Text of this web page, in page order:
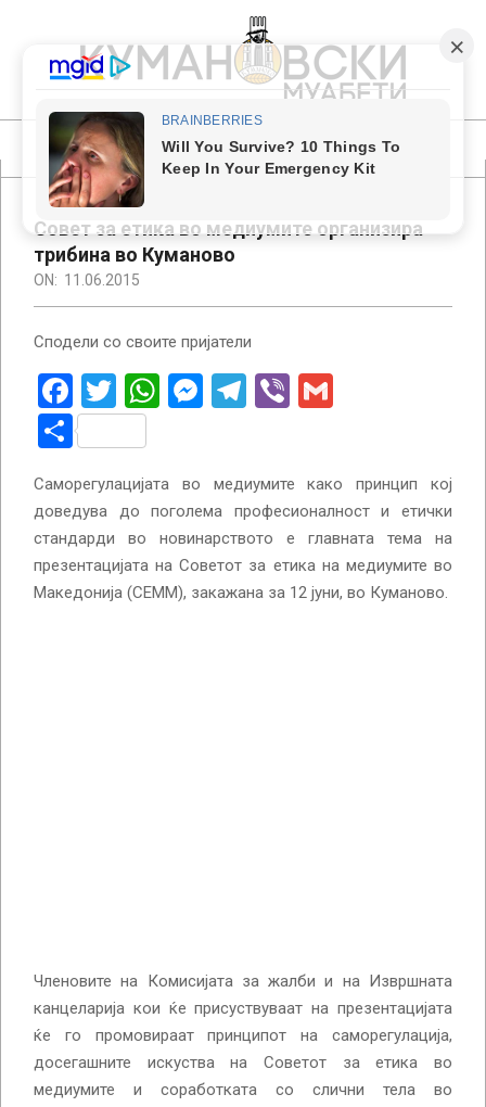
content
КУМАНОВСКИ
МУАБЕТИ
Primary
Navigation
MenuСовет за етика во медиумите организира
трибина во Куманово
ON: 11.06.2015
Сподели со своите пријатели
Facebook
Twitter
WhatsApp
Messenger
Telegram
Viber
Share
Саморегулацијата во медиумите како принцип кој
доведува до поголема професионалност и етички
стандарди во новинарството е главната тема на
презентацијата на Советот за етика на медиумите во
Македонија (СЕММ), закажана за 12 јуни, во Куманово.
Членовите на Комисијата за жалби и на Извршната
канцеларија кои ќе присуствуваат на презентацијата
ќе го промовираат принципот на саморегулација,
досегашните искуства на Советот за етика во
медиумите и соработката со слични тела во